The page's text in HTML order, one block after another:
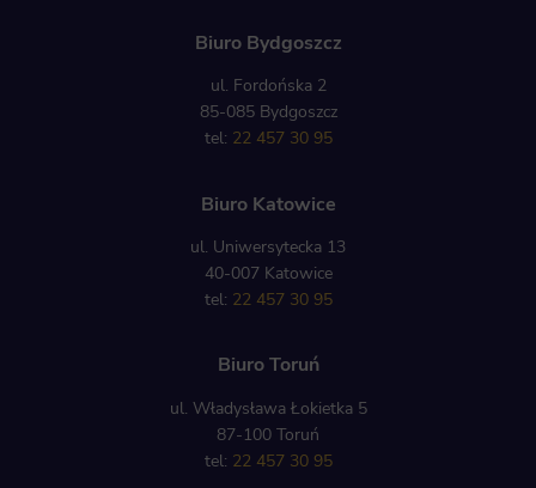
Biuro Bydgoszcz
ul. Fordońska 2
85-085 Bydgoszcz
tel: 22 457 30 95
Biuro Katowice
ul. Uniwersytecka 13
40-007 Katowice
tel: 22 457 30 95
Biuro Toruń
ul. Władysława Łokietka 5
87-100 Toruń
tel: 22 457 30 95